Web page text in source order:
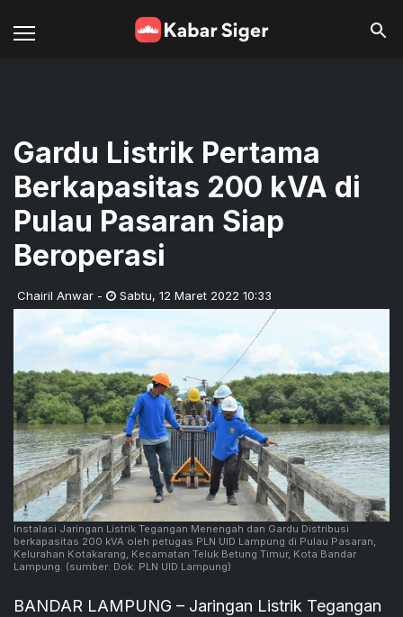
Gardu Listrik Pertama
Berkapasitas 200 kVA di
Pulau Pasaran Siap
Beroperasi
Chairil Anwar - Sabtu, 12 Maret 2022 10:33
Instalasi Jaringan Listrik Tegangan Menengah dan Gardu Distribusi
berkapasitas 200 kVA oleh petugas PLN UID Lampung di Pulau Pasaran,
Kelurahan Kotakarang, Kecamatan Teluk Betung Timur, Kota Bandar
Lampung. (sumber: Dok. PLN UID Lampung)
BANDAR LAMPUNG – Jaringan Listrik Tegangan